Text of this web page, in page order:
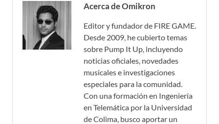
Acerca de Omikron
Editor y fundador de FIRE GAME.
Desde 2009, he cubierto temas
sobre Pump It Up, incluyendo
noticias oficiales, novedades
musicales e investigaciones
especiales para la comunidad.
Con una formación en Ingeniería
en Telemática por la Universidad
de Colima, busco aportar un